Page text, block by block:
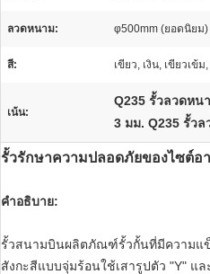
ลวดหนาม: φ500mm (ยอดนิยม)
สี: เขียว, เงิน, เขียวเข้
เน้น:
Q235 รั้วลวดหน
3 มม. Q235 รั้ว
รั้วรักษาความปลอดภัยของไซต์อ
คำอธิบาย:
รั้วสนามบินผลิตภัณฑ์รั้วกั้นที่มีความแข็
สังกะสีแบบจุ่มร้อนใช้เสารูปตัว "Y"